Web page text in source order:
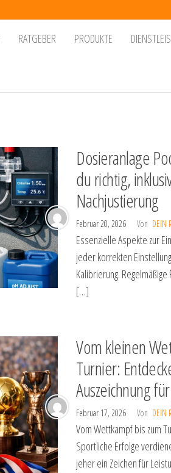
RATGEBER PRODUKTE
Dosieranlage
du richtig,
Nachjustierung
Februar 20, 2026 Von DEIN
Essenzielle Aspekte zur
jeder korrekten
Kalibrierung.
[…]
Vom kleinen
Turnier:
Auszeichnung
Februar 17, 2026 Von DEIN
Vom Wettkampf bis zum
Sportliche Erfolge
jeher ein Zeichen für